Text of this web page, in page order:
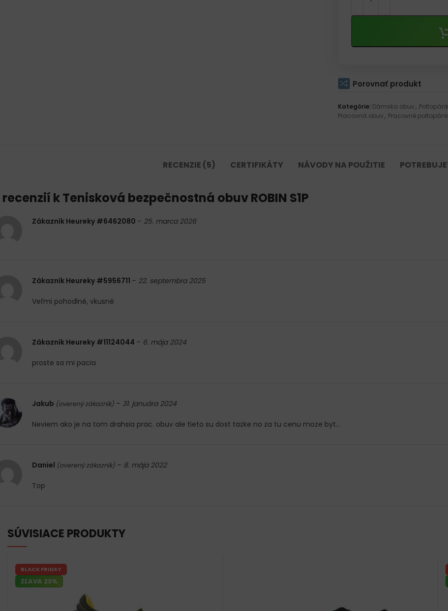
Porovnať produkt
Kategórie: Dámska obuv ,
Pracovná obuv , Pracovné
RECENZIE (5) CERTIFIKÁTY NÁVODY NA POUŽITIE
recenzií kTenisková bezpečnostná obuv ROBIN S1P
Zákazník Heureky #6462080 – 25. marca 2026
Zákazník Heureky #5956711 – 22. septembra 2025
Veľmi pohodlné, vkusné
Zákazník Heureky #11124044 – 6. mája 2024
proste sa mi pacia
Jakub (overený zákazník) – 31. januára 2024
Neviem ako je na tom drahsia prac. obuv ale tieto su dost tazke no za tu cenu moze byt…
Daniel (overený zákazník) – 8. mája 2022
Top
SÚVISIACE PRODUKTY
BLACK FRIDAY
ZĽAVA 23%